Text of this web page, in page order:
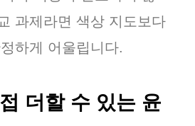
과제라면 색상 지도보다
하게 어울립니다.
더할 수 있는 윤